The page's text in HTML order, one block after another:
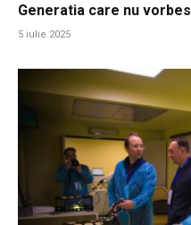
Generatia care nu
5 iulie 2025